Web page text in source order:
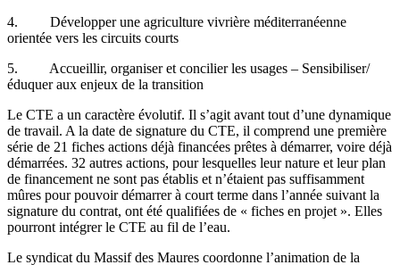
4. Développer une agriculture vivrière méditerranéenne
orientée vers les circuits courts
5. Accueillir, organiser et concilier les usages – Sensibiliser/
éduquer aux enjeux de la transition
Le CTE a un caractère évolutif. Il s’agit avant tout d’une dynamique
de travail. A la date de signature du CTE, il comprend une première
série de 21 fiches actions déjà financées prêtes à démarrer, voire déjà
démarrées. 32 autres actions, pour lesquelles leur nature et leur plan
de financement ne sont pas établis et n’étaient pas suffisamment
mûres pour pouvoir démarrer à court terme dans l’année suivant la
signature du contrat, ont été qualifiées de « fiches en projet ». Elles
pourront intégrer le CTE au fil de l’eau.
Le syndicat du Massif des Maures coordonne l’animation de la